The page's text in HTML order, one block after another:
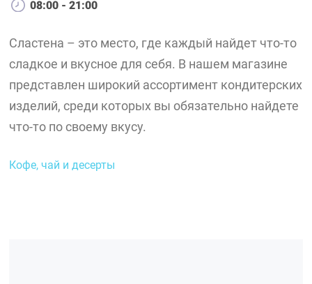
08:00 - 21:00
Сластена – это место, где каждый найдет что-то
сладкое и вкусное для себя. В нашем магазине
представлен широкий ассортимент кондитерских
изделий, среди которых вы обязательно найдете
что-то по своему вкусу.
Кофе, чай и десерты